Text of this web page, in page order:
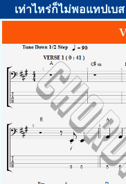
เท่าไหร่ก็ไม่พอแทปเบ